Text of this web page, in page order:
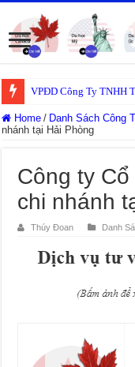
VPĐD Công Ty TNHH
Home / Danh Sách Công
nhánh tại Hải Phòng
Công ty
chi nhánh
Thúy Đoan Danh